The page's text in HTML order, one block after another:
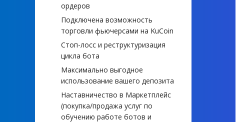
ордеров
Подключена возможность
торговли фьючерсами на KuCoin
Стоп-лосс и реструктуризация
цикла бота
Максимально выгодное
использование вашего депозита
Наставничество в Маркетплейс
(покупка/продажа услуг по
обучению работе ботов и